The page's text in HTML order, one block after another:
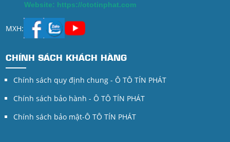
Website: https://ototinphat.com
MXH:
CHÍNH SÁCH KHÁCH HÀNG
Chính sách quy định chung - Ô TÔ TÍN PHÁT
Chính sách bảo hành - Ô TÔ TÍN PHÁT
Chính sách bảo mật-Ô TÔ TÍN PHÁT